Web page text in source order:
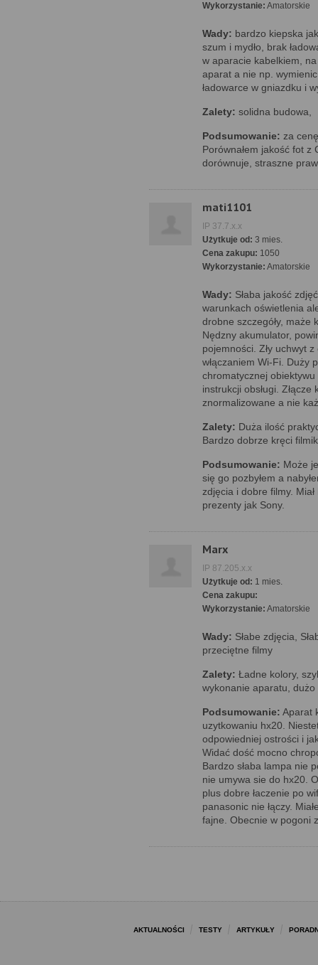
Wykorzystanie: Amatorskie
Wady: bardzo kiepska
szum i mydło, brak
w aparacie kabelkiem,
aparat a nie np.
ładowarce w gniazdku i
Zalety: solidna budowa,
Podsumowanie: za
Porównałem jakość fot
dorównuje, straszne
mati1101
IP 37.7.x.x
Użytkuje od: 3 mies.
Cena zakupu: 1050
Wykorzystanie: Amatorskie
Wady: Słaba jakość
warunkach oświetlenia
drobne szczegóły, maże
Nędzny akumulator,
pojemności. Zły uchwyt
włączaniem Wi-Fi. Duży
chromatycznej
instrukcji obsługi.
znormalizowane a nie
Zalety: Duża ilość
Bardzo dobrze kręci
Podsumowanie: Może
się go pozbyłem a
zdjęcia i dobre filmy.
prezenty jak Sony.
Marx
IP 87.205.x.x
Użytkuje od: 1 mies.
Cena zakupu:
Wykorzystanie: Amatorskie
Wady: Słabe zdjęcia,
przeciętne filmy
Zalety: Ładne kolory,
wykonanie aparatu, dużo
Podsumowanie: Aparat
uzytkowaniu hx20.
odpowiedniej ostrości i
Widać dość mocno
Bardzo słaba lampa nie
nie umywa sie do hx20.
plus dobre łaczenie po
panasonic nie łączy.
fajne. Obecnie w pogoni
AKTUALNOŚCI TESTY ARTYKUŁY